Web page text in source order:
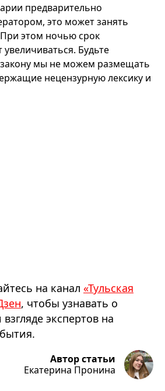
предварительно
это может занять
этом ночью срок
Будьте
мы не можем размещать
нецензурную лексику и
на канал «Тульская
, чтобы узнавать о
экспертов на
Автор статьи
Екатерина Пронина